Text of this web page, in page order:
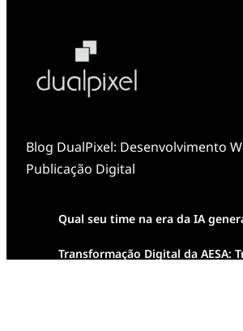
Blog DualPixel: Desenvolvimento
Publicação Digital
Qual seu time na era da IA
Transformação Digital da AESA: